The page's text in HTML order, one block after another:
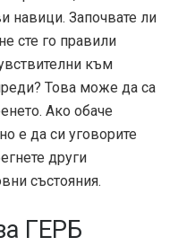
навици. Започвате ли
сте го правили
към
Това може да са
Ако обаче
е да си уговорите
други
състояния.
ГЕРБ